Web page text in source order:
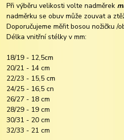
Při výběru velikosti volte nadměrek
nadměrku se obuv může zouvat a
Doporučujeme měřit bosou nožičku /
Délka vnitřní stélky v mm:
18/19 - 12,5cm
20/21 - 14 cm
22/23 - 15,5 cm
24/25 - 16,5 cn
26/27 - 18 cm
28/29 - 19 cm
30/31 - 20 cm
32/33 - 21 cm